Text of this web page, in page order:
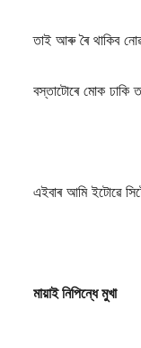
তাই আৰু ৰৈ থাকিব
বস্তাটোৰে মোক ঢাকি
এইবাৰ আমি ইটোৱে
মায়াই নিপিন্ধে মুখা